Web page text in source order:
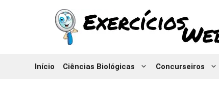
Início Ciências Biológicas Concurseiros